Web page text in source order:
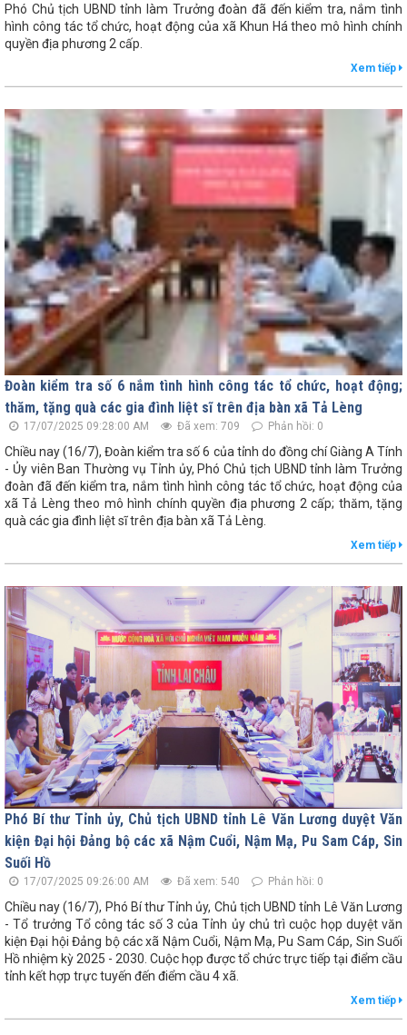
Phó Chủ tịch UBND tỉnh làm Trưởng đoàn đã đến kiểm tra, nắm tình
hình công tác tổ chức, hoạt động của xã Khun Há theo mô hình chính
quyền địa phương 2 cấp.
Xem tiếp
Đoàn kiểm tra số 6 nắm tình hình công tác tổ chức, hoạt động;
thăm, tặng quà các gia đình liệt sĩ trên địa bàn xã Tả Lèng
17/07/2025 09:28:00 AM Đã xem: 709 Phản hồi: 0
Chiều nay (16/7), Đoàn kiểm tra số 6 của tỉnh do đồng chí Giàng A Tính
- Ủy viên Ban Thường vụ Tỉnh ủy, Phó Chủ tịch UBND tỉnh làm Trưởng
đoàn đã đến kiểm tra, nắm tình hình công tác tổ chức, hoạt động của
xã Tả Lèng theo mô hình chính quyền địa phương 2 cấp; thăm, tặng
quà các gia đình liệt sĩ trên địa bàn xã Tả Lèng.
Xem tiếp
Phó Bí thư Tỉnh ủy, Chủ tịch UBND tỉnh Lê Văn Lương duyệt Văn
kiện Đại hội Đảng bộ các xã Nậm Cuổi, Nậm Mạ, Pu Sam Cáp, Sin
Suối Hồ
17/07/2025 09:26:00 AM Đã xem: 540 Phản hồi: 0
Chiều nay (16/7), Phó Bí thư Tỉnh ủy, Chủ tịch UBND tỉnh Lê Văn Lương
- Tổ trưởng Tổ công tác số 3 của Tỉnh ủy chủ trì cuộc họp duyệt văn
kiện Đại hội Đảng bộ các xã Nậm Cuổi, Nậm Mạ, Pu Sam Cáp, Sin Suối
Hồ nhiệm kỳ 2025 - 2030. Cuộc họp được tổ chức trực tiếp tại điểm cầu
tỉnh kết hợp trực tuyến đến điểm cầu 4 xã.
Xem tiếp